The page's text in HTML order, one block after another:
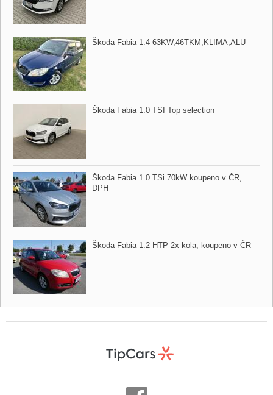
Škoda Fabia 1.4 63KW,​46TKM,​KLIMA,​ALU
Škoda Fabia 1.0 TSI Top selection
Škoda Fabia 1.0 TSi 70kW koupeno v ČR,​
DPH
Škoda Fabia 1.2 HTP 2x kola,​ koupeno v ČR